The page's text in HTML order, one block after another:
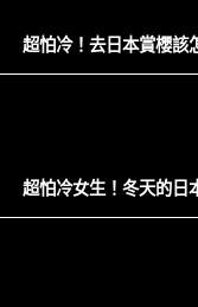
超怕冷！去日本賞櫻該
超怕冷女生！冬天的日